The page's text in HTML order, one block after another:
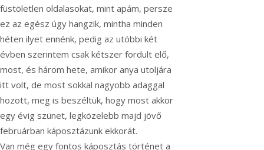
füstöletlen oldalasokat, mint apám, persze
ez az egész úgy hangzik, mintha minden
héten ilyet ennénk, pedig az utóbbi két
évben szerintem csak kétszer fordult elő,
most, és három hete, amikor anya utoljára
itt volt, de most sokkal nagyobb adaggal
hozott, meg is beszéltük, hogy most akkor
egy évig szünet, legközelebb majd jövő
februárban káposztázunk ekkorát.
Van még egy fontos káposztás történet a